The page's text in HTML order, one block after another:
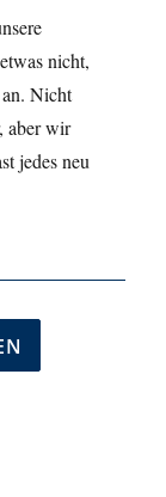
nicht,
Nicht
aber wir
jedes neu